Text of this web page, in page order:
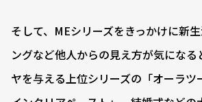
そして、MEシリーズをきっかけに新
ングなど他人からの見え方が気にな
ヤを与える上位シリーズの「オーラツ